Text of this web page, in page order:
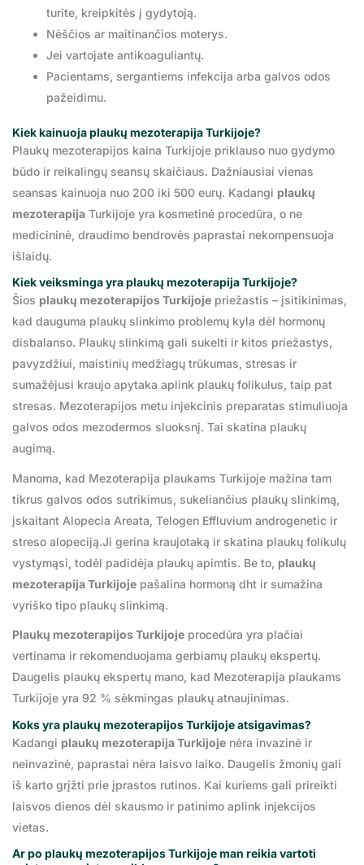
turite, kreipkitės į gydytoją.
Nėščios ar maitinančios moterys.
Jei vartojate antikoaguliantų.
Pacientams, sergantiems infekcija arba galvos odos
pažeidimu.
Kiek kainuojaplaukų mezoterapija Turkijoje?
Plaukų mezoterapijos kaina Turkijoje priklauso nuo gydymo
būdo ir reikalingų seansų skaičiaus. Dažniausiai vienas
seansas kainuoja nuo 200 iki 500 eurų. Kadangi plaukų
mezoterapija Turkijoje yra kosmetinė procedūra, o ne
medicininė, draudimo bendrovės paprastai nekompensuoja
išlaidų.
Kiek veiksminga yraplaukų mezoterapija Turkijoje?
Šios plaukų mezoterapijos Turkijoje priežastis – įsitikinimas,
kad dauguma plaukų slinkimo problemų kyla dėl hormonų
disbalanso. Plaukų slinkimą gali sukelti ir kitos priežastys,
pavyzdžiui, maistinių medžiagų trūkumas, stresas ir
sumažėjusi kraujo apytaka aplink plaukų folikulus, taip pat
stresas. Mezoterapijos metu injekcinis preparatas stimuliuoja
galvos odos mezodermos sluoksnį. Tai skatina plaukų
augimą.
Manoma, kad Mezoterapija plaukams Turkijoje mažina tam
tikrus galvos odos sutrikimus, sukeliančius plaukų slinkimą,
įskaitant Alopecia Areata, Telogen Effluvium androgenetic ir
streso alopeciją.Ji gerina kraujotaką ir skatina plaukų folikulų
vystymąsi, todėl padidėja plaukų apimtis. Be to, plaukų
mezoterapija Turkijoje pašalina hormoną dht ir sumažina
vyriško tipo plaukų slinkimą.
Plaukų mezoterapijos Turkijoje procedūra yra plačiai
vertinama ir rekomenduojama gerbiamų plaukų ekspertų.
Daugelis plaukų ekspertų mano, kad Mezoterapija plaukams
Turkijoje yra 92 % sėkmingas plaukų atnaujinimas.
Koks yraplaukų mezoterapijos Turkijojeatsigavimas?
Kadangi plaukų mezoterapija Turkijoje nėra invazinė ir
neinvazinė, paprastai nėra laisvo laiko. Daugelis žmonių gali
iš karto grįžti prie įprastos rutinos. Kai kuriems gali prireikti
laisvos dienos dėl skausmo ir patinimo aplink injekcijos
vietas.
Ar po plaukų mezoterapijos Turkijojeman reikia vartoti